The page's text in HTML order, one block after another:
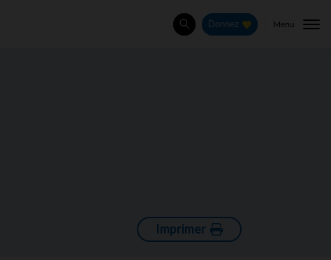
Rechercher
Donnez Menu
Imprimer